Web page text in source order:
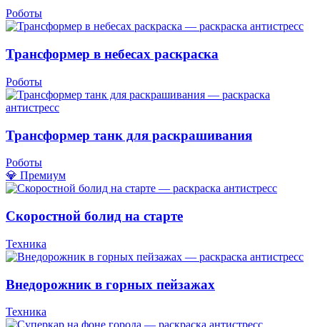
Роботы
Трансформер в небесах раскраска
Роботы
Трансформер танк для раскрашивания
Роботы
💎 Премиум
Скоростной болид на старте
Техника
Внедорожник в горных пейзажах
Техника